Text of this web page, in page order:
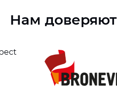
Нам доверяют